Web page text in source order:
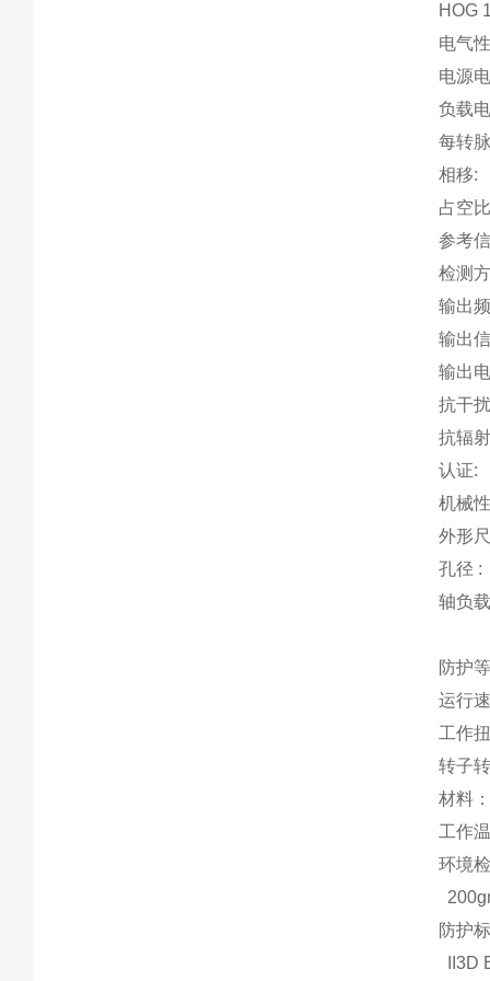
HOG
电气
电
负载
每
相
占
参考
检
输
输
输
抗
抗辐
认
机械
外形
孔
轴
防
运行
工
转子
材
工作
环境
防护
II3D